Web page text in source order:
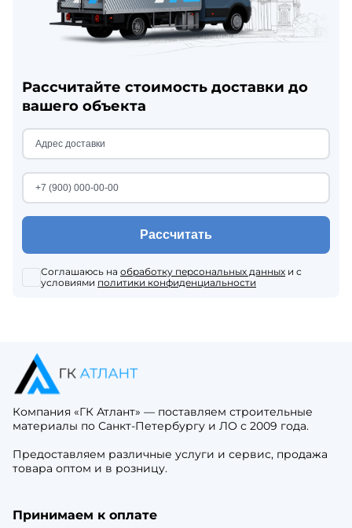
Рассчитайте стоимость доставки до
вашего объекта
Рассчитать
Соглашаюсь на обработку персональных данных и с
условиями политики конфиденциальности
Компания «ГК Атлант» — поставляем строительные
материалы по Санкт-Петербургу и ЛО с 2009 года.
Предоставляем различные услуги и сервис, продажа
товара оптом и в розницу.
Принимаем к оплате